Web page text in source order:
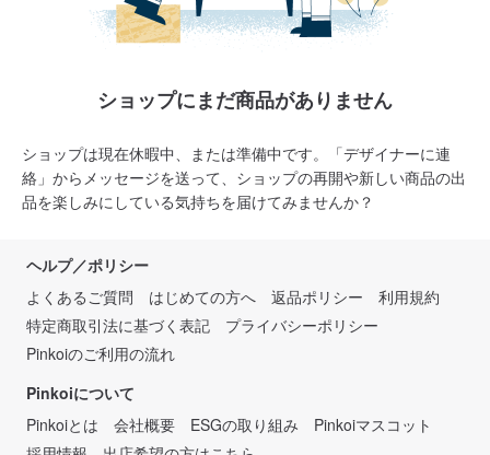
ショップにまだ商品がありません
ショップは現在休暇中、または準備中です。「デザイナーに連
絡」からメッセージを送って、ショップの再開や新しい商品の出
品を楽しみにしている気持ちを届けてみませんか？
ヘルプ／ポリシー
よくあるご質問
はじめての方へ 返品ポリシー
利用規約
特定商取引法に基づく表記
プライバシーポリシー
Pinkoiのご利用の流れ
Pinkoiについて
Pinkoiとは
会社概要 ESGの取り組み
Pinkoiマスコット